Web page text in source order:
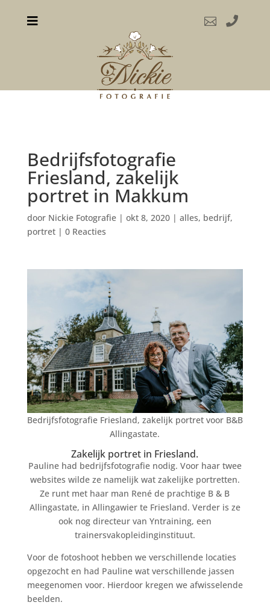
  
Bedrijfsfotografie
Friesland, zakelijk
portret in Makkum
door Nickie Fotografie| okt 8, 2020| alles, bedrijf,
portret| 0 Reacties
Bedrijfsfotografie Friesland, zakelijk portret voor B&B
Allingastate.
Zakelijk portret in Friesland.
Pauline had bedrijfsfotografie nodig. Voor haar twee
websites wilde ze namelijk wat zakelijke portretten.
Ze runt met haar man René de prachtige B & B
Allingastate, in Allingawier te Friesland. Verder is ze
ook nog directeur van Yntraining, een
trainersvakopleidinginstituut.
Voor de fotoshoot hebben we verschillende locaties
opgezocht en had Pauline wat verschillende jassen
meegenomen voor. Hierdoor kregen we afwisselende
beelden.